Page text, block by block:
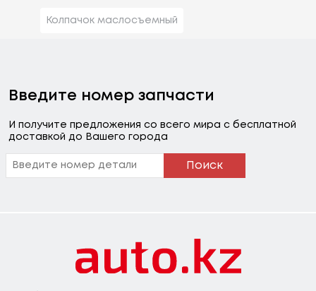
Колпачок маслосъемный
Введите номер запчасти
И получите предложения со всего мира с бесплатной
доставкой до Вашего города
Поиск